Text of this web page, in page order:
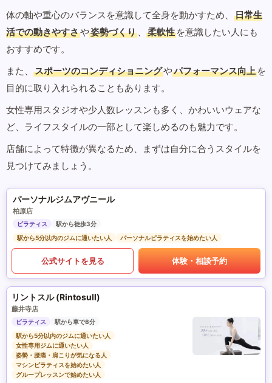
体の軸や重心のバランスを意識して全身を動かすため、
日常生
活での動きやすさや姿勢づくり 、 柔軟性 を意識したい人にも
おすすめです。
また、
スポーツのコンディショニングやパフォーマンス向上 を
目的に取り入れられることもあります。
女性専用スタジオや少人数レッスンも多く、かわいいウェアな
ど、ライフスタイルの一部として楽しめるのも魅力です。
店舗によって特徴が異なるため、まずは自分に合うスタイルを
見つけてみましょう。
パーソナルジムアヴニール
柏原店
ピラティス
駅から徒歩3分
駅から5分以内のジムに通いたい人
パーソナルピラティスを始めたい人
公式サイトを見る 体験・相談予約
リントスル (Rintosull)
藤井寺店
ピラティス
駅から車で8分
駅から5分以内のジムに通いたい人
女性専用ジムに通いたい人
姿勢・腰痛・肩こりが気になる人
マシンピラティスを始めたい人
グループレッスンで始めたい人